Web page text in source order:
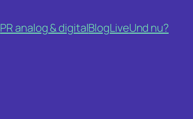
PR analog & digitalBlogLiveUnd nu?